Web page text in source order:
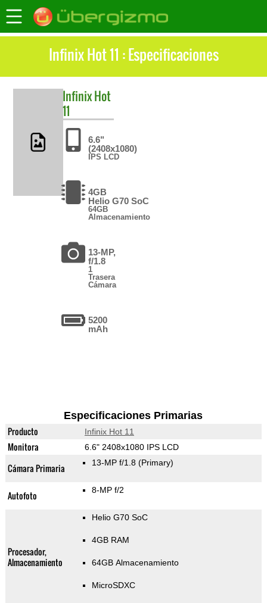
Infinix Hot 11 : Especificaciones
InfinixHot
11
6.6"
(2408x1080)
IPS LCD
4GB
Helio G70 SoC
64GB
Almacenamiento
13-MP,
f/1.8
1
Trasera
Cámara
5200
mAh
Especificaciones Primarias
Producto Infinix Hot 11
Monitora 6.6" 2408x1080 IPS LCD
Cámara Primaria 13-MP f/1.8 (Primary)
Autofoto 8-MP f/2
Procesador,
Almacenamiento
Helio G70 SoC
4GB RAM
64GB Almacenamiento
MicroSDXC